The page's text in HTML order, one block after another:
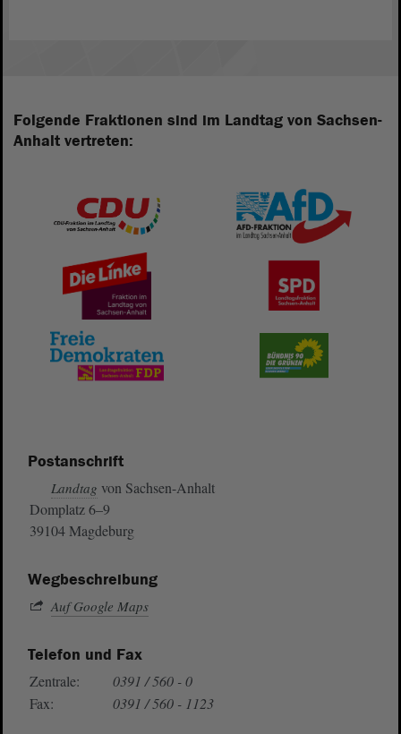
Folgende Fraktionen sind im Landtag von Sachsen-
Anhalt vertreten:
Postanschrift
Landtag von Sachsen-Anhalt
Domplatz 6–9
39104 Magdeburg
Wegbeschreibung
Auf Google Maps
Telefon und Fax
Zentrale:
0391 / 560 - 0
Fax:
0391 / 560 - 1123